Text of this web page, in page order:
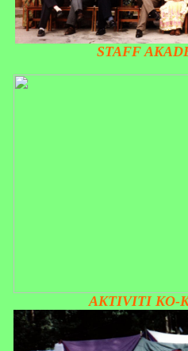
STAFF
AKTIVITI KO-